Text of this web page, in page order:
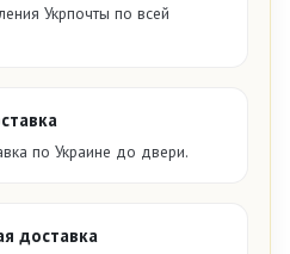
Укрпочты по всей
по Украине до двери.
доставка